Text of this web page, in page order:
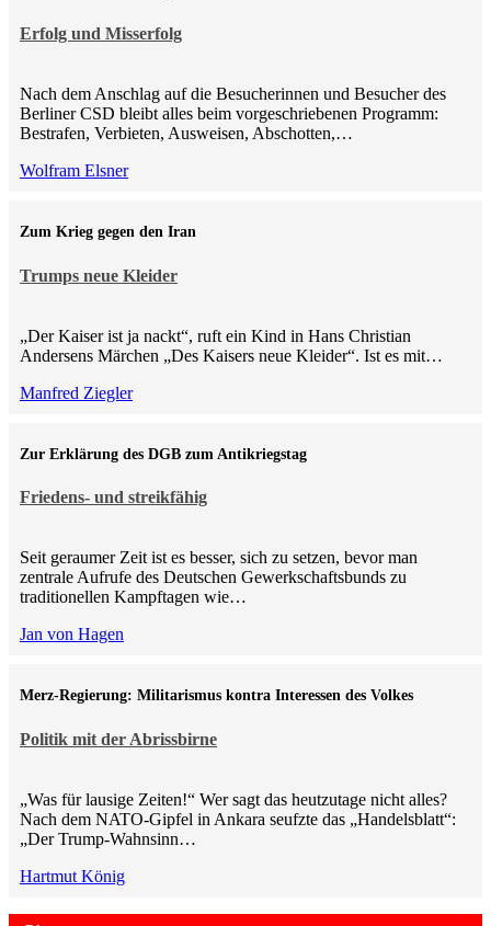
Erfolg und Misserfolg
Nach dem Anschlag auf die Besucherinnen und Besucher des
Berliner CSD bleibt alles beim vorgeschriebenen Programm:
Bestrafen, Verbieten, Ausweisen, Abschotten,…
Wolfram Elsner
Trumps neue Kleider
Zum Krieg gegen den Iran
„Der Kaiser ist ja nackt“, ruft ein Kind in Hans Christian
Andersens Märchen „Des Kaisers neue Kleider“. Ist es mit…
Manfred Ziegler
Friedens- und streikfähig
Zur Erklärung des DGB zum Antikriegstag
Seit geraumer Zeit ist es besser, sich zu setzen, bevor man
zentrale Aufrufe des Deutschen Gewerkschaftsbunds zu
traditionellen Kampftagen wie…
Jan von Hagen
Politik mit der Abrissbirne
Merz-Regierung: Militarismus kontra Inte­ressen des Volkes
„Was für lausige Zeiten!“ Wer sagt das heutzutage nicht alles?
Nach dem NATO-Gipfel in Ankara seufzte das „Handelsblatt“:
„Der Trump-Wahnsinn…
Hartmut König